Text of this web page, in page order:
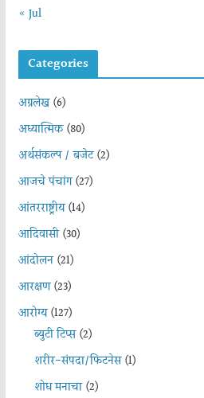
« Jul
Categories
अग्रलेख(6)
अध्यात्मिक(80)
अर्थसंकल्प / बजेट(2)
आजचे पंचांग(27)
आंतरराष्ट्रीय(14)
आदिवासी(30)
आंदोलन(21)
आरक्षण(23)
आरोग्य(127)
ब्युटी टिप्स(2)
शरीर-संपदा/फिटनेस(1)
शोध मनाचा(2)